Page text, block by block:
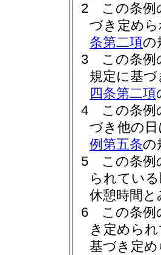
2
この条例
づき定め
条第二項の
3
この条例
規定に基
四条第二項
4
この条例
づき他の
例第五条の
5
この条例
られてい
休憩時間
6
この条例
き定めら
基づき定